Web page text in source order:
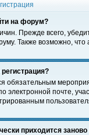
на форум?
Прежде всего,
Также возможно,
обязательным
электронной почте,
приходится